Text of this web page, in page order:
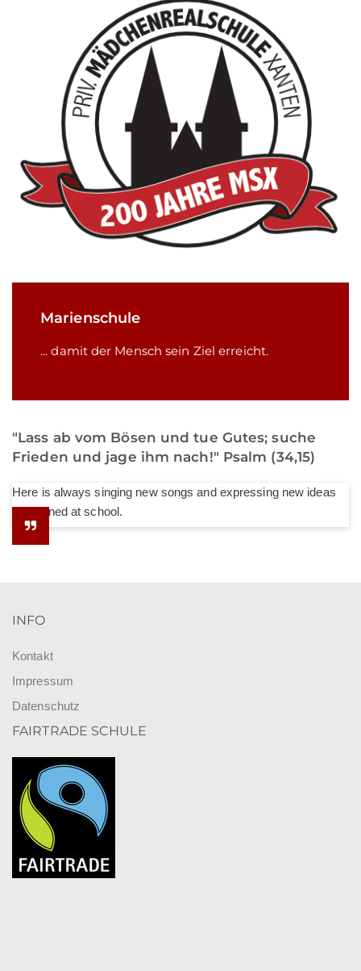
Marienschule
... damit der Mensch sein Ziel erreicht.
"Lass ab vom Bösen und tue Gutes; suche
Frieden und jage ihm nach!" Psalm (34,15)
Here is always singing new songs and expressing new ideas
he learned at school.
INFO
Kontakt
Impressum
Datenschutz
FAIRTRADE SCHULE